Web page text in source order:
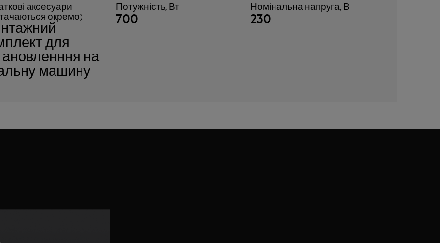
аксесуари
окремо)
для
на
машину
Потужність, Вт
700
Номінальна напруга, В
230